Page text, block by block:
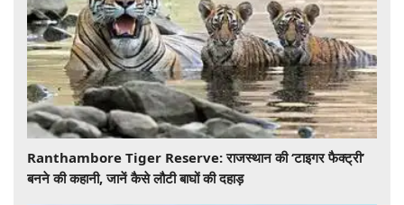
Ranthambore Tiger Reserve: राजस्थान की ‘टाइगर फैक्ट्री’
बनने की कहानी, जानें कैसे लौटी बाघों की दहाड़